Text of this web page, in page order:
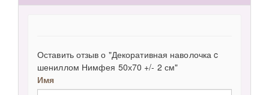
Оставить отзыв о "Декоративная наволочка c
шениллом Нимфея 50х70 +/- 2 см"
Имя